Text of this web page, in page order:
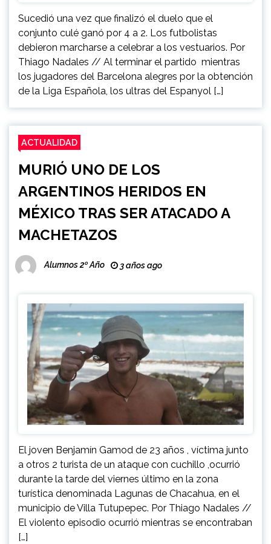
Sucedió una vez que finalizó el duelo que el
conjunto culé ganó por 4 a 2. Los futbolistas
debieron marcharse a celebrar a los vestuarios. Por
Thiago Nadales // Al terminar el partido mientras
los jugadores del Barcelona alegres por la obtención
de la Liga Española, los ultras del Espanyol […]
ACTUALIDAD
MURIÓ UNO DE LOS
ARGENTINOS HERIDOS EN
MÉXICO TRAS SER ATACADO A
MACHETAZOS
Alumnos 2º Año 3 años ago
El joven Benjamín Gamod de 23 años , víctima junto
a otros 2 turista de un ataque con cuchillo ,ocurrió
durante la tarde del viernes último en la zona
turística denominada Lagunas de Chacahua, en el
municipio de Villa Tutupepec. Por Thiago Nadales //
El violento episodio ocurrió mientras se encontraban
[…]